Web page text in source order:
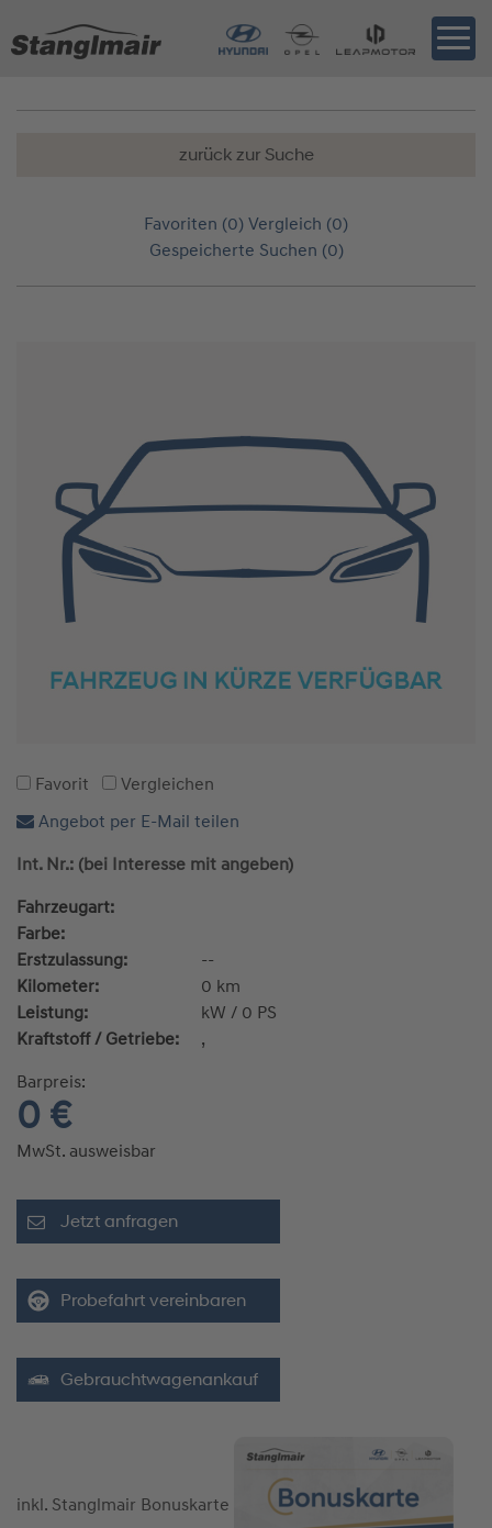
zurück zur Suche
Favoriten (0) Vergleich (0)
Gespeicherte Suchen (0)
Favorit
Vergleichen
Angebot per E-Mail teilen
Int. Nr.: (bei Interesse mit angeben)
Fahrzeugart:
Farbe:
Erstzulassung:
--
Kilometer:
0 km
Leistung:
kW / 0 PS
Kraftstoff / Getriebe:
,
Barpreis:
0 €
MwSt. ausweisbar
Jetzt anfragen
Probefahrt vereinbaren
Gebrauchtwagenankauf
inkl. Stanglmair Bonuskarte